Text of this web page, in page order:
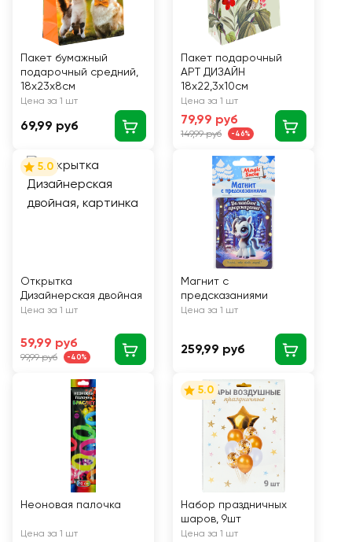
Пакет бумажный
подарочный средний,
18x23x8см
Цена за 1 шт
69,99 руб
Пакет подарочный
АРТ ДИЗАЙН
18х22,3х10см
Цена за 1 шт
79,99 руб
149,99 руб -46%
5.0
Открытка
Дизайнерская двойная
Цена за 1 шт
59,99 руб
99,99 руб -40%
Магнит с
предсказаниями
Цена за 1 шт
259,99 руб
Неоновая палочка
Цена за 1 шт
5.0
Набор праздничных
шаров, 9шт
Цена за 1 шт